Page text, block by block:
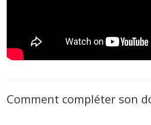
Comment compléter son